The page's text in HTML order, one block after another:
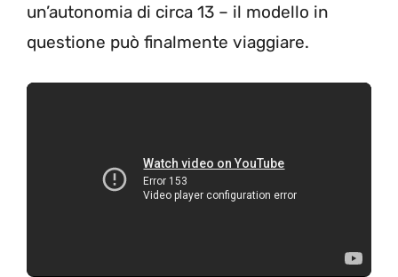
un’autonomia di circa 13 – il modello in
questione può finalmente viaggiare.